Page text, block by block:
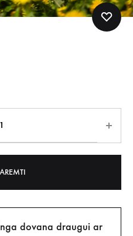
dovana draugui ar